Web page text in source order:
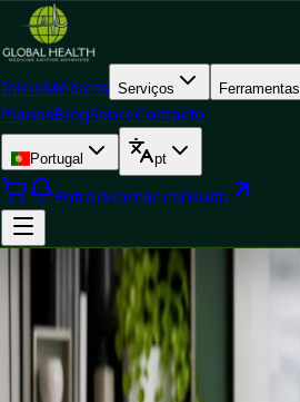
InícioMédicos Serviços Ferramentas
PlanosBlogSobreContacto
Portugal pt
EntrarMarcar consulta